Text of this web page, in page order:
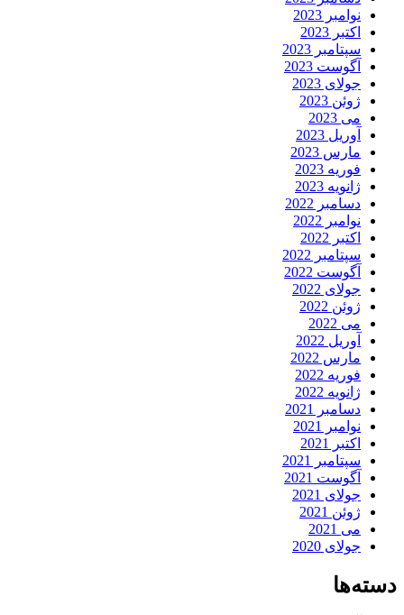
نوامبر 2023
اکتبر 2023
سپتامبر 2023
آگوست 2023
جولای 2023
ژوئن 2023
می 2023
آوریل 2023
مارس 2023
فوریه 2023
ژانویه 2023
دسامبر 2022
نوامبر 2022
اکتبر 2022
سپتامبر 2022
آگوست 2022
جولای 2022
ژوئن 2022
می 2022
آوریل 2022
مارس 2022
فوریه 2022
ژانویه 2022
دسامبر 2021
نوامبر 2021
اکتبر 2021
سپتامبر 2021
آگوست 2021
جولای 2021
ژوئن 2021
می 2021
جولای 2020
دسته‌ها